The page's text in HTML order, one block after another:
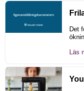
Det
Läs